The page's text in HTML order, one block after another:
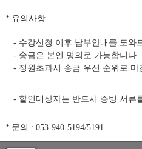
* 유의사항
- 수강신청 이후 납부안내를 도와
- 송금은 본인 명의로 가능합니다.
- 정원초과시 송금 우선 순위로 마
- 할인대상자는 반드시 증빙 서류
* 문의 : 053-940-5194/5191